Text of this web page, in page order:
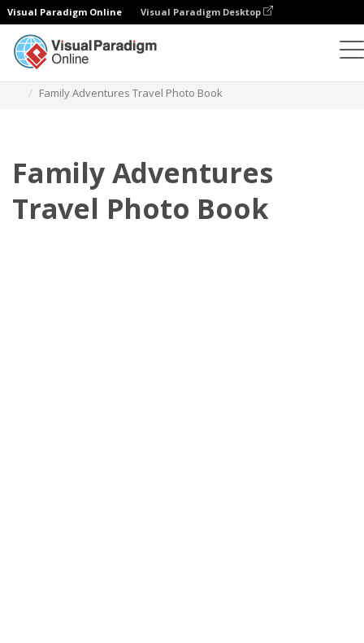
Visual Paradigm Online Visual Paradigm Desktop
Family Adventures Travel Photo Book
Family Adventures
Travel Photo Book